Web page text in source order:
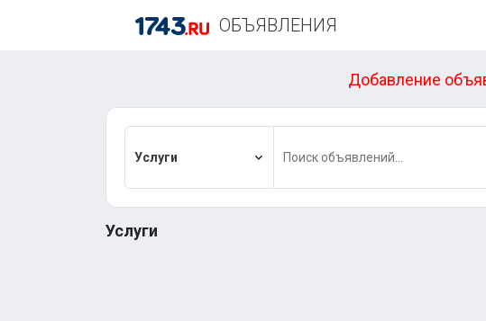
ОБЪЯВЛЕНИЯ
Добавление
Услуги
Услуги